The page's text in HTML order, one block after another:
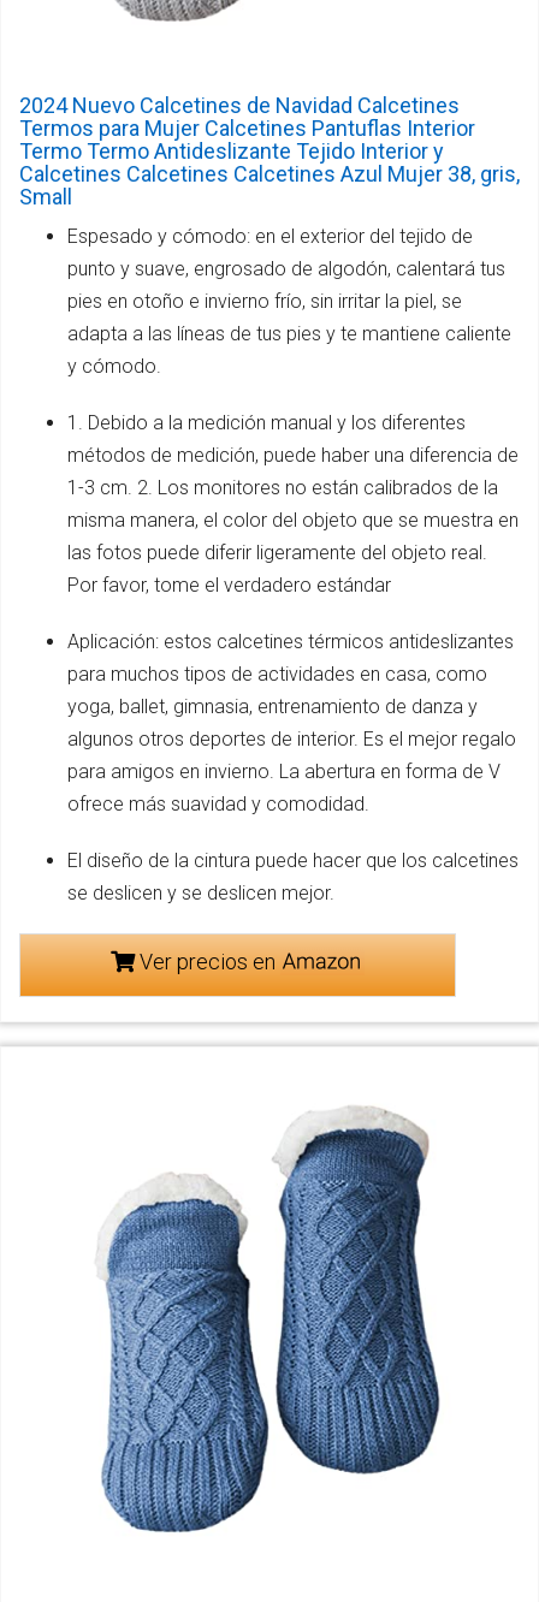
2024 Nuevo Calcetines de Navidad Calcetines
Termos para Mujer Calcetines Pantuflas Interior
Termo Termo Antideslizante Tejido Interior y
Calcetines Calcetines Calcetines Azul Mujer 38, gris,
Small
Espesado y cómodo: en el exterior del tejido de
punto y suave, engrosado de algodón, calentará tus
pies en otoño e invierno frío, sin irritar la piel, se
adapta a las líneas de tus pies y te mantiene caliente
y cómodo.
1. Debido a la medición manual y los diferentes
métodos de medición, puede haber una diferencia de
1-3 cm. 2. Los monitores no están calibrados de la
misma manera, el color del objeto que se muestra en
las fotos puede diferir ligeramente del objeto real.
Por favor, tome el verdadero estándar
Aplicación: estos calcetines térmicos antideslizantes
para muchos tipos de actividades en casa, como
yoga, ballet, gimnasia, entrenamiento de danza y
algunos otros deportes de interior. Es el mejor regalo
para amigos en invierno. La abertura en forma de V
ofrece más suavidad y comodidad.
El diseño de la cintura puede hacer que los calcetines
se deslicen y se deslicen mejor.
Ver precios en